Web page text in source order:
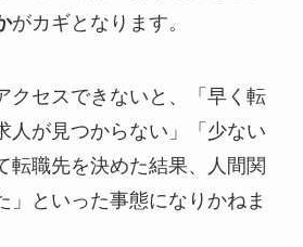
がカギとなります。
クセスできないと、「早く転
人が見つからない」「少ない
転職先を決めた結果、人間関
」といった事態になりかねま